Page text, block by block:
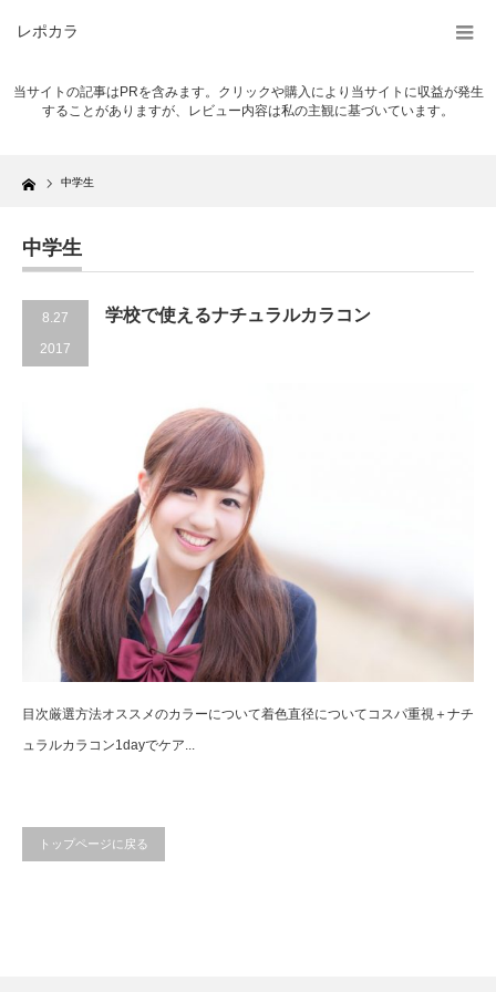
レポカラ
当サイトの記事はPRを含みます。クリックや購入により当サイトに収益が発生
することがありますが、レビュー内容は私の主観に基づいています。
Home 中学生
中学生
8.27
2017
学校で使えるナチュラルカラコン
目次厳選方法オススメのカラーについて着色直径についてコスパ重視＋ナチ
ュラルカラコン1dayでケア...
トップページに戻る